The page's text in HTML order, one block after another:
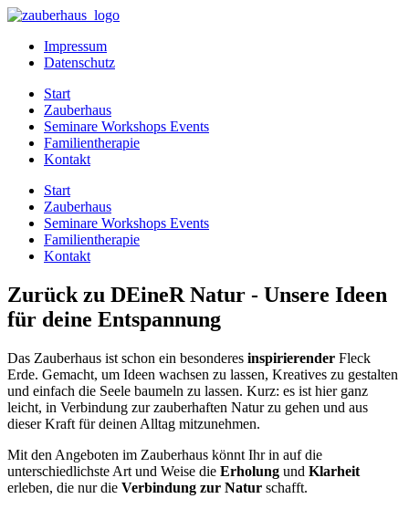
Impressum
Datenschutz
Start
Zauberhaus
Seminare Workshops Events
Familientherapie
Kontakt
Start
Zauberhaus
Seminare Workshops Events
Familientherapie
Kontakt
Zurück zu DEineR Natur - Unsere Ideen
für deine Entspannung
Das Zauberhaus ist schon ein besonderes inspirierender Fleck
Erde. Gemacht, um Ideen wachsen zu lassen, Kreatives zu gestalten
und einfach die Seele baumeln zu lassen. Kurz: es ist hier ganz
leicht, in Verbindung zur zauberhaften Natur zu gehen und aus
dieser Kraft für deinen Alltag mitzunehmen.
Mit den Angeboten im Zauberhaus könnt Ihr in auf die
unterschiedlichste Art und Weise die Erholung und Klarheit
erleben, die nur die Verbindung zur Natur schafft.